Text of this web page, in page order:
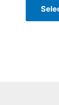
out of 5